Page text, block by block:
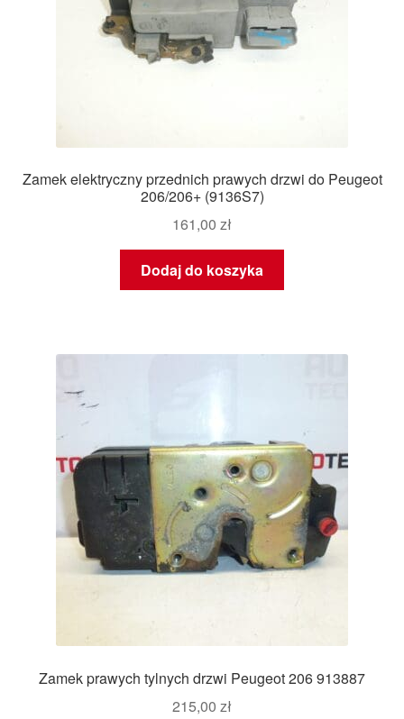
Zamek elektryczny przednich prawych drzwi do Peugeot
206/206+ (9136S7)
161,00 zł
Dodaj do koszyka
Zamek prawych tylnych drzwi Peugeot 206 913887
215,00 zł